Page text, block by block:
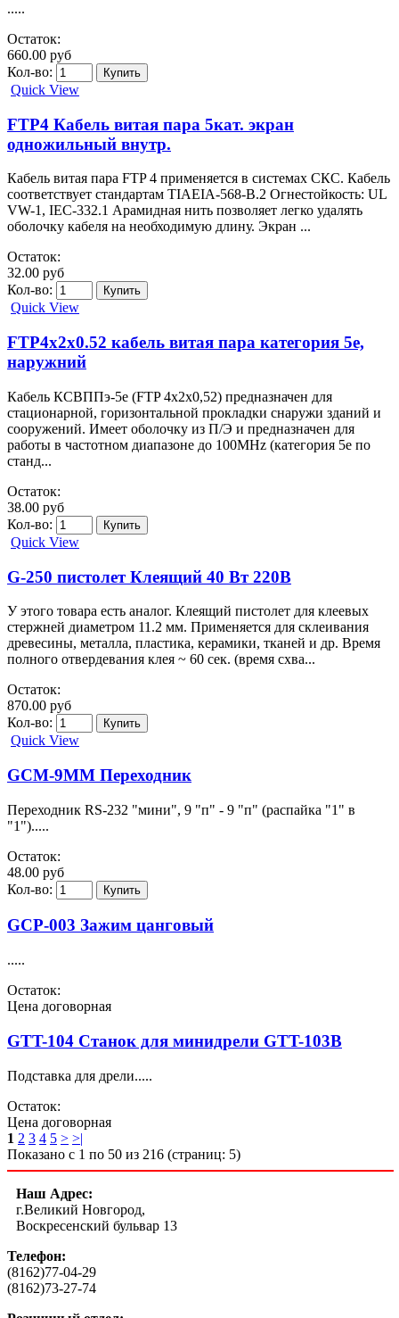
.....
Остаток:
660.00 руб
Кол-во:
Quick View
FTP4 Кабель витая пара 5кат. экран
одножильный внутр.
Кабель витая пара FTP 4 применяется в системах СКС. Кабель
соответствует стандартам TIAEIA-568-B.2 Огнестойкость: UL
VW-1, IEC-332.1 Арамидная нить позволяет легко удалять
оболочку кабеля на необходимую длину. Экран ...
Остаток:
32.00 руб
Кол-во:
Quick View
FTP4x2x0.52 кaбель витая пара категория 5e,
наружний
Кабель КСВППэ-5е (FTP 4x2x0,52) предназначен для
стационарной, горизонтальной прокладки снаружи зданий и
сооружений. Имеет оболочку из П/Э и предназначен для
работы в частотном диапазоне до 100МНz (категория 5е по
станд...
Остаток:
38.00 руб
Кол-во:
Quick View
G-250 пистолет Клеящий 40 Вт 220В
У этого товара есть аналог. Клеящий пистолет для клеевых
стержней диаметром 11.2 мм. Применяется для склеивания
древесины, металла, пластика, керамики, тканей и др. Время
полного отвердевания клея ~ 60 сек. (время схва...
Остаток:
870.00 руб
Кол-во:
Quick View
GCM-9MM Переходник
Переходник RS-232 "мини", 9 "п" - 9 "п" (распайка "1" в
"1").....
Остаток:
48.00 руб
Кол-во:
GCP-003 Зажим цанговый
.....
Остаток:
Цена договорная
GTT-104 Станок для минидрели GTT-103B
Подставка для дрели.....
Остаток:
Цена договорная
1 2 3 4 5 > >|
Показано с 1 по 50 из 216 (страниц: 5)
Наш Адрес:
г.Великий Новгород,
Воскресенский бульвар 13
Телефон:
(8162)77-04-29
(8162)73-27-74